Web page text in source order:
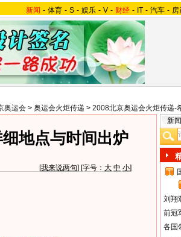
新闻 - 体育 - S - 娱乐 - V - 财经 - IT - 汽车 - 房
奥运会 > 奥运会火炬传递 > 2008北京奥运会火炬传递-
地点与时间出炉
[我来说两句] [字号： 大 中 小]
新闻
1
刘翔
前冠
各国